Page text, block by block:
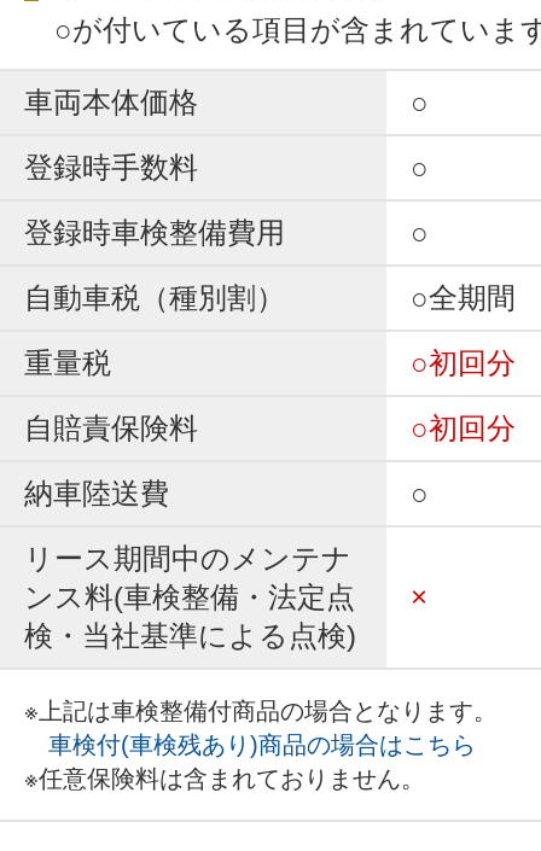
○が付いている項目が含まれていま
車両本体価格
○
登録時手数料
○
登録時車検整備費用
○
自動車税（種別割）
○全期間
重量税
○初回分
自賠責保険料
○初回分
納車陸送費
○
リース期間中のメンテナ
ンス料(車検整備・法定点
検・当社基準による点検)
×
※上記は車検整備付商品の場合となります。
車検付(車検残あり)商品の場合はこちら
※任意保険料は含まれておりません。